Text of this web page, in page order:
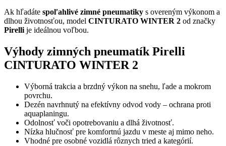
Ak hľadáte spoľahlivé zimné pneumatiky s overeným výkonom a
dlhou životnosťou, model CINTURATO WINTER 2 od značky
Pirellije ideálnou voľbou.
Výhody zimných pneumatík Pirelli
CINTURATO WINTER 2
Výborná trakcia a brzdný výkon na snehu, ľade a mokrom
povrchu.
Dezén navrhnutý na efektívny odvod vody – ochrana proti
aquaplaningu.
Odolnosť voči opotrebovaniu a dlhá životnosť.
Nízka hlučnosť pre komfortnú jazdu v meste aj mimo neho.
Vhodné pre osobné vozidlá rôznych tried a kategórií.